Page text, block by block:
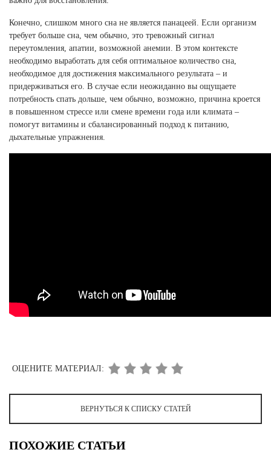
Конечно, слишком много сна не является панацеей. Если организм
требует больше сна, чем обычно, это тревожный сигнал
переутомления, апатии, возможной анемии. В этом контексте
необходимо выработать для себя оптимальное количество сна,
необходимое для достижения максимального результата – и
придерживаться его. В случае если неожиданно вы ощущаете
потребность спать дольше, чем обычно, возможно, причина кроется
в повышенном стрессе или смене времени года или климата –
помогут витамины и сбалансированный подход к питанию,
дыхательные упражнения.
ОЦЕНИТЕ МАТЕРИАЛ:
ВЕРНУТЬСЯ К СПИСКУ СТАТЕЙ
ПОХОЖИЕ СТАТЬИ